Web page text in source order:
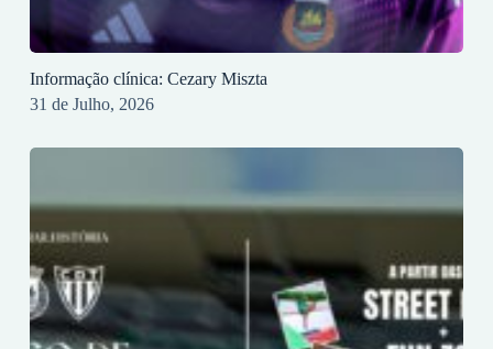
Informação clínica: Cezary Miszta
31 de Julho, 2026